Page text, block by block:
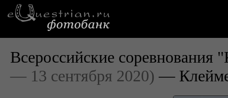
Всероссийские
— 13 сентября 2020) —